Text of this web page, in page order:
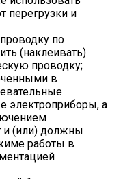
перегрузки и
по
(наклеивать)
проводку;
в
электроприборы, а
и (или) должны
работы в